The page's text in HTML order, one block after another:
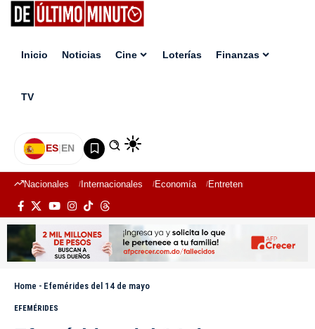
Inicio Noticias Cine Loterías Finanzas
TV
ES|EN
Nacionales Internacionales Economía Entretenimiento
Home - Efemérides del 14 de mayo
EFEMÉRIDES